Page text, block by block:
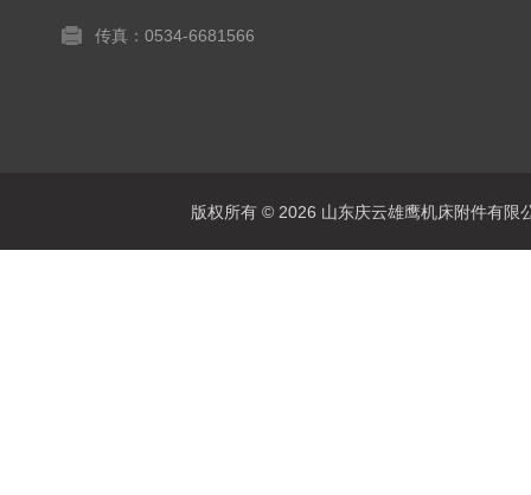
传真：0534-6681566
版权所有 © 2026 山东庆云雄鹰机床附件有